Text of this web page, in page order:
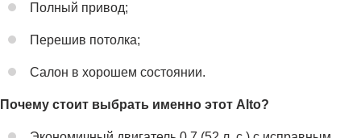
Полный привод;
Перешив потолка;
Салон в хорошем состоянии.
Почему стоит выбрать именно этот Alto?